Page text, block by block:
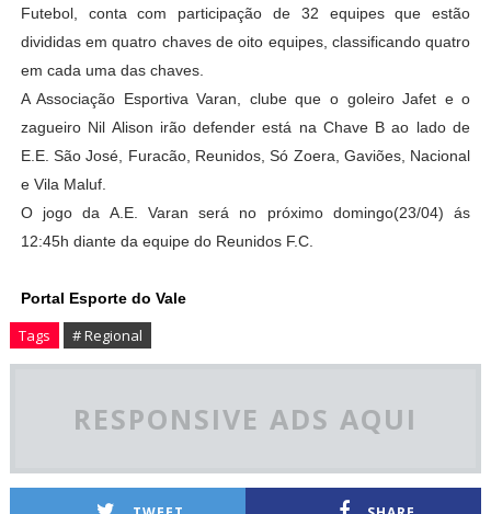
Futebol, conta com participação de 32 equipes que estão
divididas em quatro chaves de oito equipes, classificando quatro
em cada uma das chaves.
A Associação Esportiva Varan, clube que o goleiro Jafet e o
zagueiro Nil Alison irão defender está na Chave B ao lado de
E.E. São José, Furacão, Reunidos, Só Zoera, Gaviões, Nacional
e Vila Maluf.
O jogo da A.E. Varan será no próximo domingo(23/04) ás
12:45h diante da equipe do Reunidos F.C.
Portal Esporte do Vale
Tags # Regional
RESPONSIVE ADS AQUI